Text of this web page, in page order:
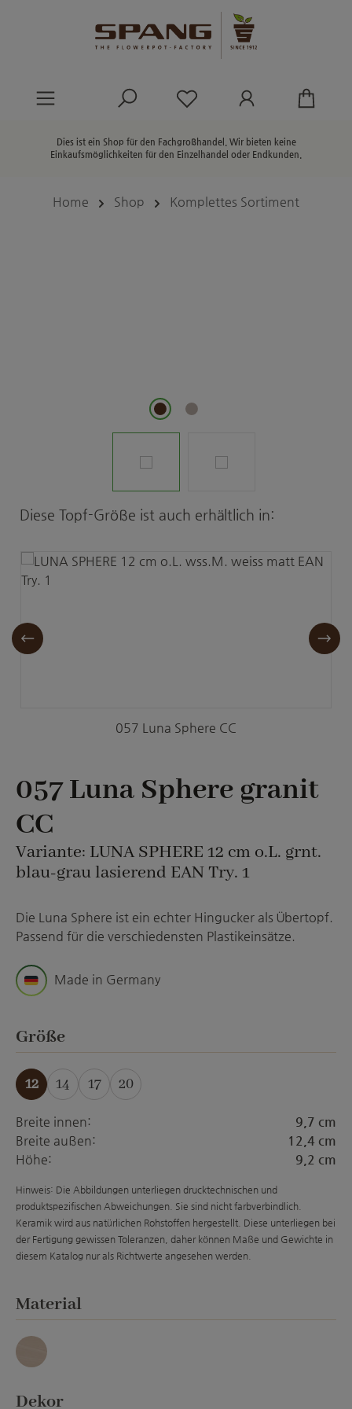
Du hast 0 Produkte
Dies ist ein Shop für den Fachgroßhandel. Wir bieten keine
Einkaufsmöglichkeiten für den Einzelhandel oder Endkunden.
Home Shop Komplettes Sortiment
Produktgalerie überspringen
Diese Topf-Größe ist auch erhältlich in:
057 Luna Sphere CC
057 Luna Sphere granit
CC
Variante: LUNA SPHERE 12 cm o.L. grnt.
blau-grau lasierend EAN Try. 1
Die Luna Sphere ist ein echter Hingucker als Übertopf.
Passend für die verschiedensten Plastikeinsätze.
Made in Germany
Größeauswählen
12 14
(Diese Option ist zurzeit nicht verfügbar.)
17
(Diese Option ist zurzeit nicht
20
(Diese Option ist zurzeit nicht
Breite innen:
9,7 cm
Breite außen:
12,4 cm
Höhe:
9,2 cm
Hinweis: Die Abbildungen unterliegen drucktechnischen und
produktspezifischen Abweichungen. Sie sind nicht farbverbindlich.
Keramik wird aus natürlichen Rohstoffen hergestellt. Diese unterliegen bei
der Fertigung gewissen Toleranzen, daher können Maße und Gewichte in
diesem Katalog nur als Richtwerte angesehen werden.
Materialauswählen
Granit
Dekorauswählen